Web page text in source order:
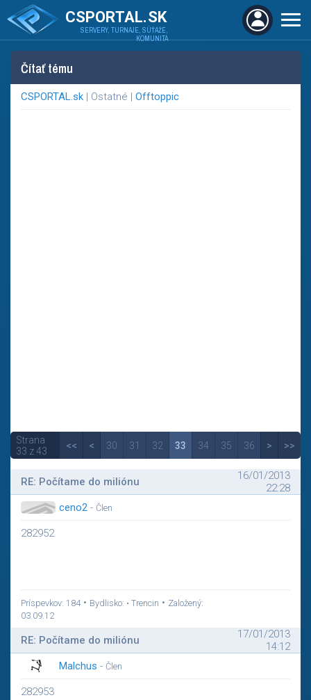
CSPORTAL.SK
SERVERY, TURNAJE, SÚŤAŽE,
KOMUNITA
Čítať tému
CSPORTAL.sk | Ostatné | Offtoppic
Strana
33 z 43
<< < 30 31 32 33 34 35 36 > >>
RE: Počítame do miliónu
16/01/2013
22:28
ceno2 - Člen
282952
Príspevkov: 184• Bydlisko: • Trencin • Založený:
03.09.12
RE: Počítame do miliónu
17/01/2013
14:12
Malchus - Člen
282953